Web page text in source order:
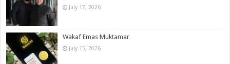
July 17, 2026
Wakaf Emas Muktamar
July 15, 2026